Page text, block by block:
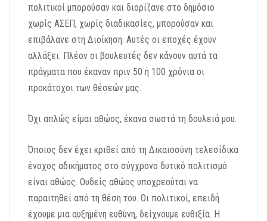
πολιτικοί μπορούσαν και διορίζανε στο δημόσιο
χωρίς ΑΣΕΠ, χωρίς διαδικασίες, μπορούσαν και
επιβάλανε στη Διοίκηση. Αυτές οι εποχές έχουν
αλλάξει. Πλέον οι βουλευτές δεν κάνουν αυτά τα
πράγματα που έκαναν πριν 50 ή 100 χρόνια οι
προκάτοχοι των θέσεών μας.
Όχι απλώς είμαι αθώος, έκανα σωστά τη δουλειά μου.
Όποιος δεν έχει κριθεί από τη Δικαιοσύνη τελεσίδικα
ένοχος αδικήματος στο σύγχρονο δυτικό πολιτισμό
είναι αθώος. Ουδείς αθώος υποχρεούται να
παραιτηθεί από τη θέση του. Οι πολιτικοί, επειδή
έχουμε μια αυξημένη ευθύνη, δείχνουμε ευθιξία. Η